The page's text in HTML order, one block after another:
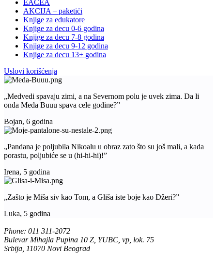
EACEA
AKCIJA – paketići
Knjige za edukatore
Knjige za decu 0-6 godina
Knjige za decu 7-8 godina
Knjige za decu 9-12 godina
Knjige za decu 13+ godina
Uslovi korišćenja
„Medvedi spavaju zimi, a na Severnom polu je uvek zima. Da li
onda Meda Buuu spava cele godine?”
Bojan, 6 godina
„Pandana je poljubila Nikoalu u obraz zato što su još mali, a kada
porastu, poljubiće se u (hi-hi-hi)!”
Irena, 5 godina
„Zašto je Miša siv kao Tom, a Gliša iste boje kao Džeri?”
Luka, 5 godina
Phone: 011 311-2072
Bulevar Mihajla Pupina 10 Z, YUBC, vp, lok. 75
Srbija, 11070 Novi Beograd